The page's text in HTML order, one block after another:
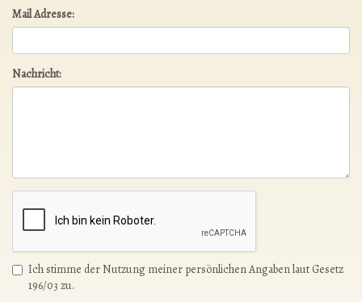
Mail Adresse:
Nachricht:
Ich stimme der Nutzung meiner persönlichen Angaben laut Gesetz
196/03 zu.